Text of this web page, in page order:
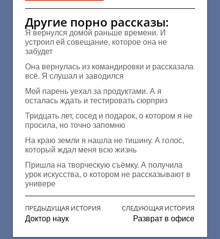
Другие порно рассказы:
Я вернулся домой раньше времени. И
устроил ей совещание, которое она не
забудет
Она вернулась из командировки и рассказала
всё. Я слушал и заводился
Мой парень уехал за продуктами. А я
осталась ждать и тестировать сюрприз
Тридцать лет, сосед и подарок, о котором я не
просила, но точно запомню
На краю земли я нашла не тишину. А голос,
который ждал меня всю жизнь
Пришла на творческую съёмку. А получила
урок искусства, о котором не рассказывают в
универе
ПРЕДЫДУЩАЯ ИСТОРИЯ
Доктор наук
СЛЕДУЮЩАЯ ИСТОРИЯ
Разврат в офисе